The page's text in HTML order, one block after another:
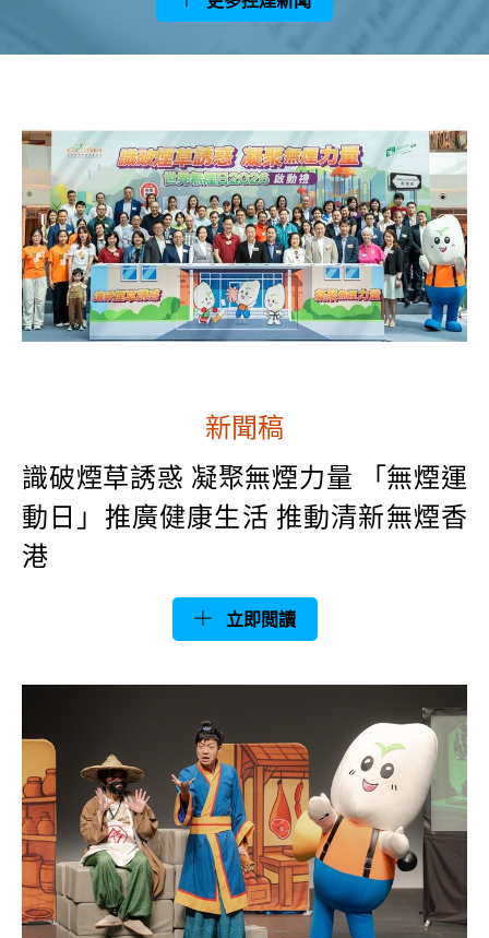
新聞稿
識破煙草誘惑 凝聚無煙力量 「無煙運
動日」推廣健康生活 推動清新無煙香
港
立即閲讀